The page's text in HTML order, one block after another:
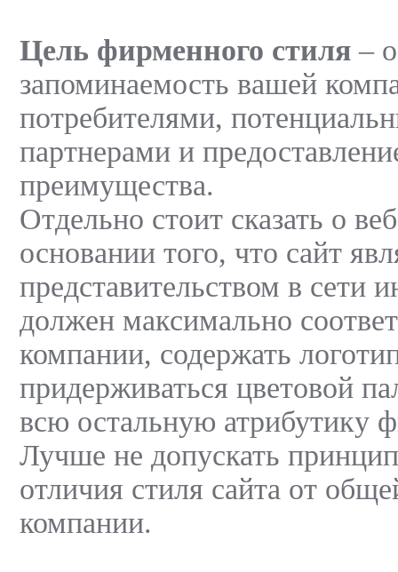
Цель фирменного стиля –
запоминаемость вашей
потребителями,
партнерами и
преимущества.
Отдельно стоит сказать о
основании того, что сайт
представительством в сети
должен максимально
компании, содержать
придерживаться цветовой
всю остальную атрибутику
Лучше не допускать
отличия стиля сайта от
компании.